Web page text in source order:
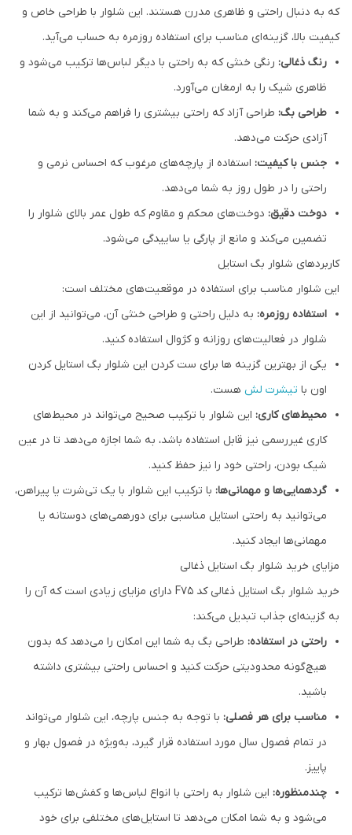
که به دنبال راحتی و ظاهری مدرن هستند. این شلوار با طراحی خاص و
کیفیت بالا، گزینه‌ای مناسب برای استفاده روزمره به حساب می‌آید.
رنگ ذغالی: رنگی خنثی که به راحتی با دیگر لباس‌ها ترکیب می‌شود و
ظاهری شیک را به ارمغان می‌آورد.
طراحی بگ: طراحی آزاد که راحتی بیشتری را فراهم می‌کند و به شما
آزادی حرکت می‌دهد.
جنس با کیفیت: استفاده از پارچه‌های مرغوب که احساس نرمی و
راحتی را در طول روز به شما می‌دهد.
دوخت دقیق: دوخت‌های محکم و مقاوم که طول عمر بالای شلوار را
تضمین می‌کند و مانع از پارگی یا ساییدگی می‌شود.
کاربردهای شلوار بگ استایل
این شلوار مناسب برای استفاده در موقعیت‌های مختلف است:
استفاده روزمره: به دلیل راحتی و طراحی خنثی آن، می‌توانید از این
شلوار در فعالیت‌های روزانه و کژوال استفاده کنید.
یکی از بهترین گزینه ها برای ست کردن این شلوار بگ استایل کردن
اون با تیشرت لش هست.
محیط‌های کاری: این شلوار با ترکیب صحیح می‌تواند در محیط‌های
کاری غیررسمی نیز قابل استفاده باشد، به شما اجازه می‌دهد تا در عین
شیک بودن، راحتی خود را نیز حفظ کنید.
گردهمایی‌ها و مهمانی‌ها: با ترکیب این شلوار با یک تی‌شرت یا پیراهن،
می‌توانید به راحتی استایل مناسبی برای دورهمی‌های دوستانه یا
مهمانی‌ها ایجاد کنید.
مزایای خرید شلوار بگ استایل ذغالی
خرید شلوار بگ استایل ذغالی کد F75 دارای مزایای زیادی است که آن را
به گزینه‌ای جذاب تبدیل می‌کند:
راحتی در استفاده: طراحی بگ به شما این امکان را می‌دهد که بدون
هیچ‌گونه محدودیتی حرکت کنید و احساس راحتی بیشتری داشته
باشید.
مناسب برای هر فصلی: با توجه به جنس پارچه، این شلوار می‌تواند
در تمام فصول سال مورد استفاده قرار گیرد، به‌ویژه در فصول بهار و
پاییز.
چندمنظوره: این شلوار به راحتی با انواع لباس‌ها و کفش‌ها ترکیب
می‌شود و به شما امکان می‌دهد تا استایل‌های مختلفی برای خود